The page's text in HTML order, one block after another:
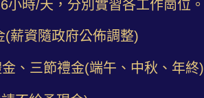
小時/天，分別實習各工作崗位。
薪資隨政府公佈調整)
、三節禮金(端午、中秋、年終)